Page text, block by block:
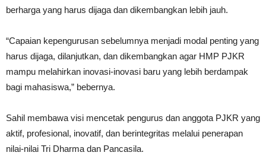
berharga yang harus dijaga dan dikembangkan lebih jauh.
“Capaian kepengurusan sebelumnya menjadi modal penting yang
harus dijaga, dilanjutkan, dan dikembangkan agar HMP PJKR
mampu melahirkan inovasi-inovasi baru yang lebih berdampak
bagi mahasiswa,” bebernya.
Sahil membawa visi mencetak pengurus dan anggota PJKR yang
aktif, profesional, inovatif, dan berintegritas melalui penerapan
nilai-nilai Tri Dharma dan Pancasila.